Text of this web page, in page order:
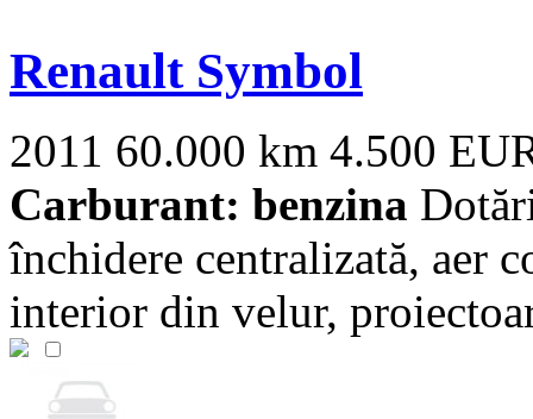
Renault Symbol
2011 60.000 km 4.500
Carburant: benzina
închidere centralizată, aer
interior din velur,